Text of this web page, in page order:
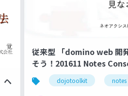
ヘ
従来型 「domino web 開
そう！201611 Notes
Open Seminar 公開版
dojotoolkit